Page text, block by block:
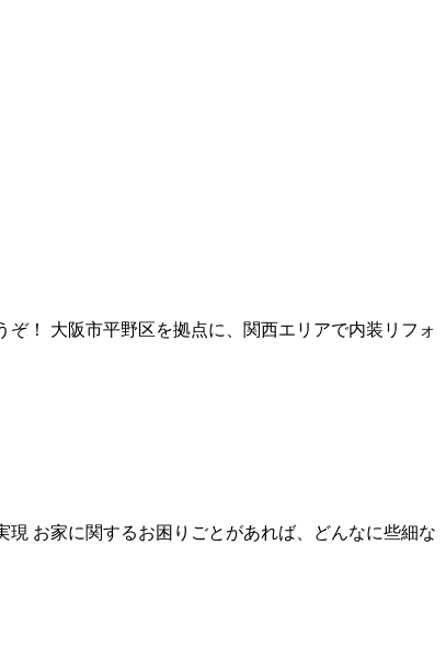
！ 大阪市平野区を拠点に、関西エリアで内装リフォ
お家に関するお困りごとがあれば、どんなに些細な